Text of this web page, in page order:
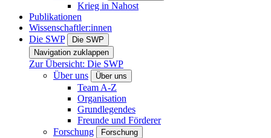
Krieg in Nahost
Publikationen
Wissenschaftler:innen
Die SWP
Die SWP
Navigation zuklappen
Zur Übersicht: Die SWP
Über uns
Über uns
Team A-Z
Organisation
Grundlegendes
Freunde und Förderer
Forschung
Forschung